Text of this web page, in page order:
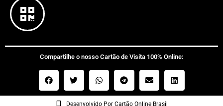
Compartilhe o nosso Cartão de Visita 100% Online:
Desenvolvido Por Cartão Online Brasil